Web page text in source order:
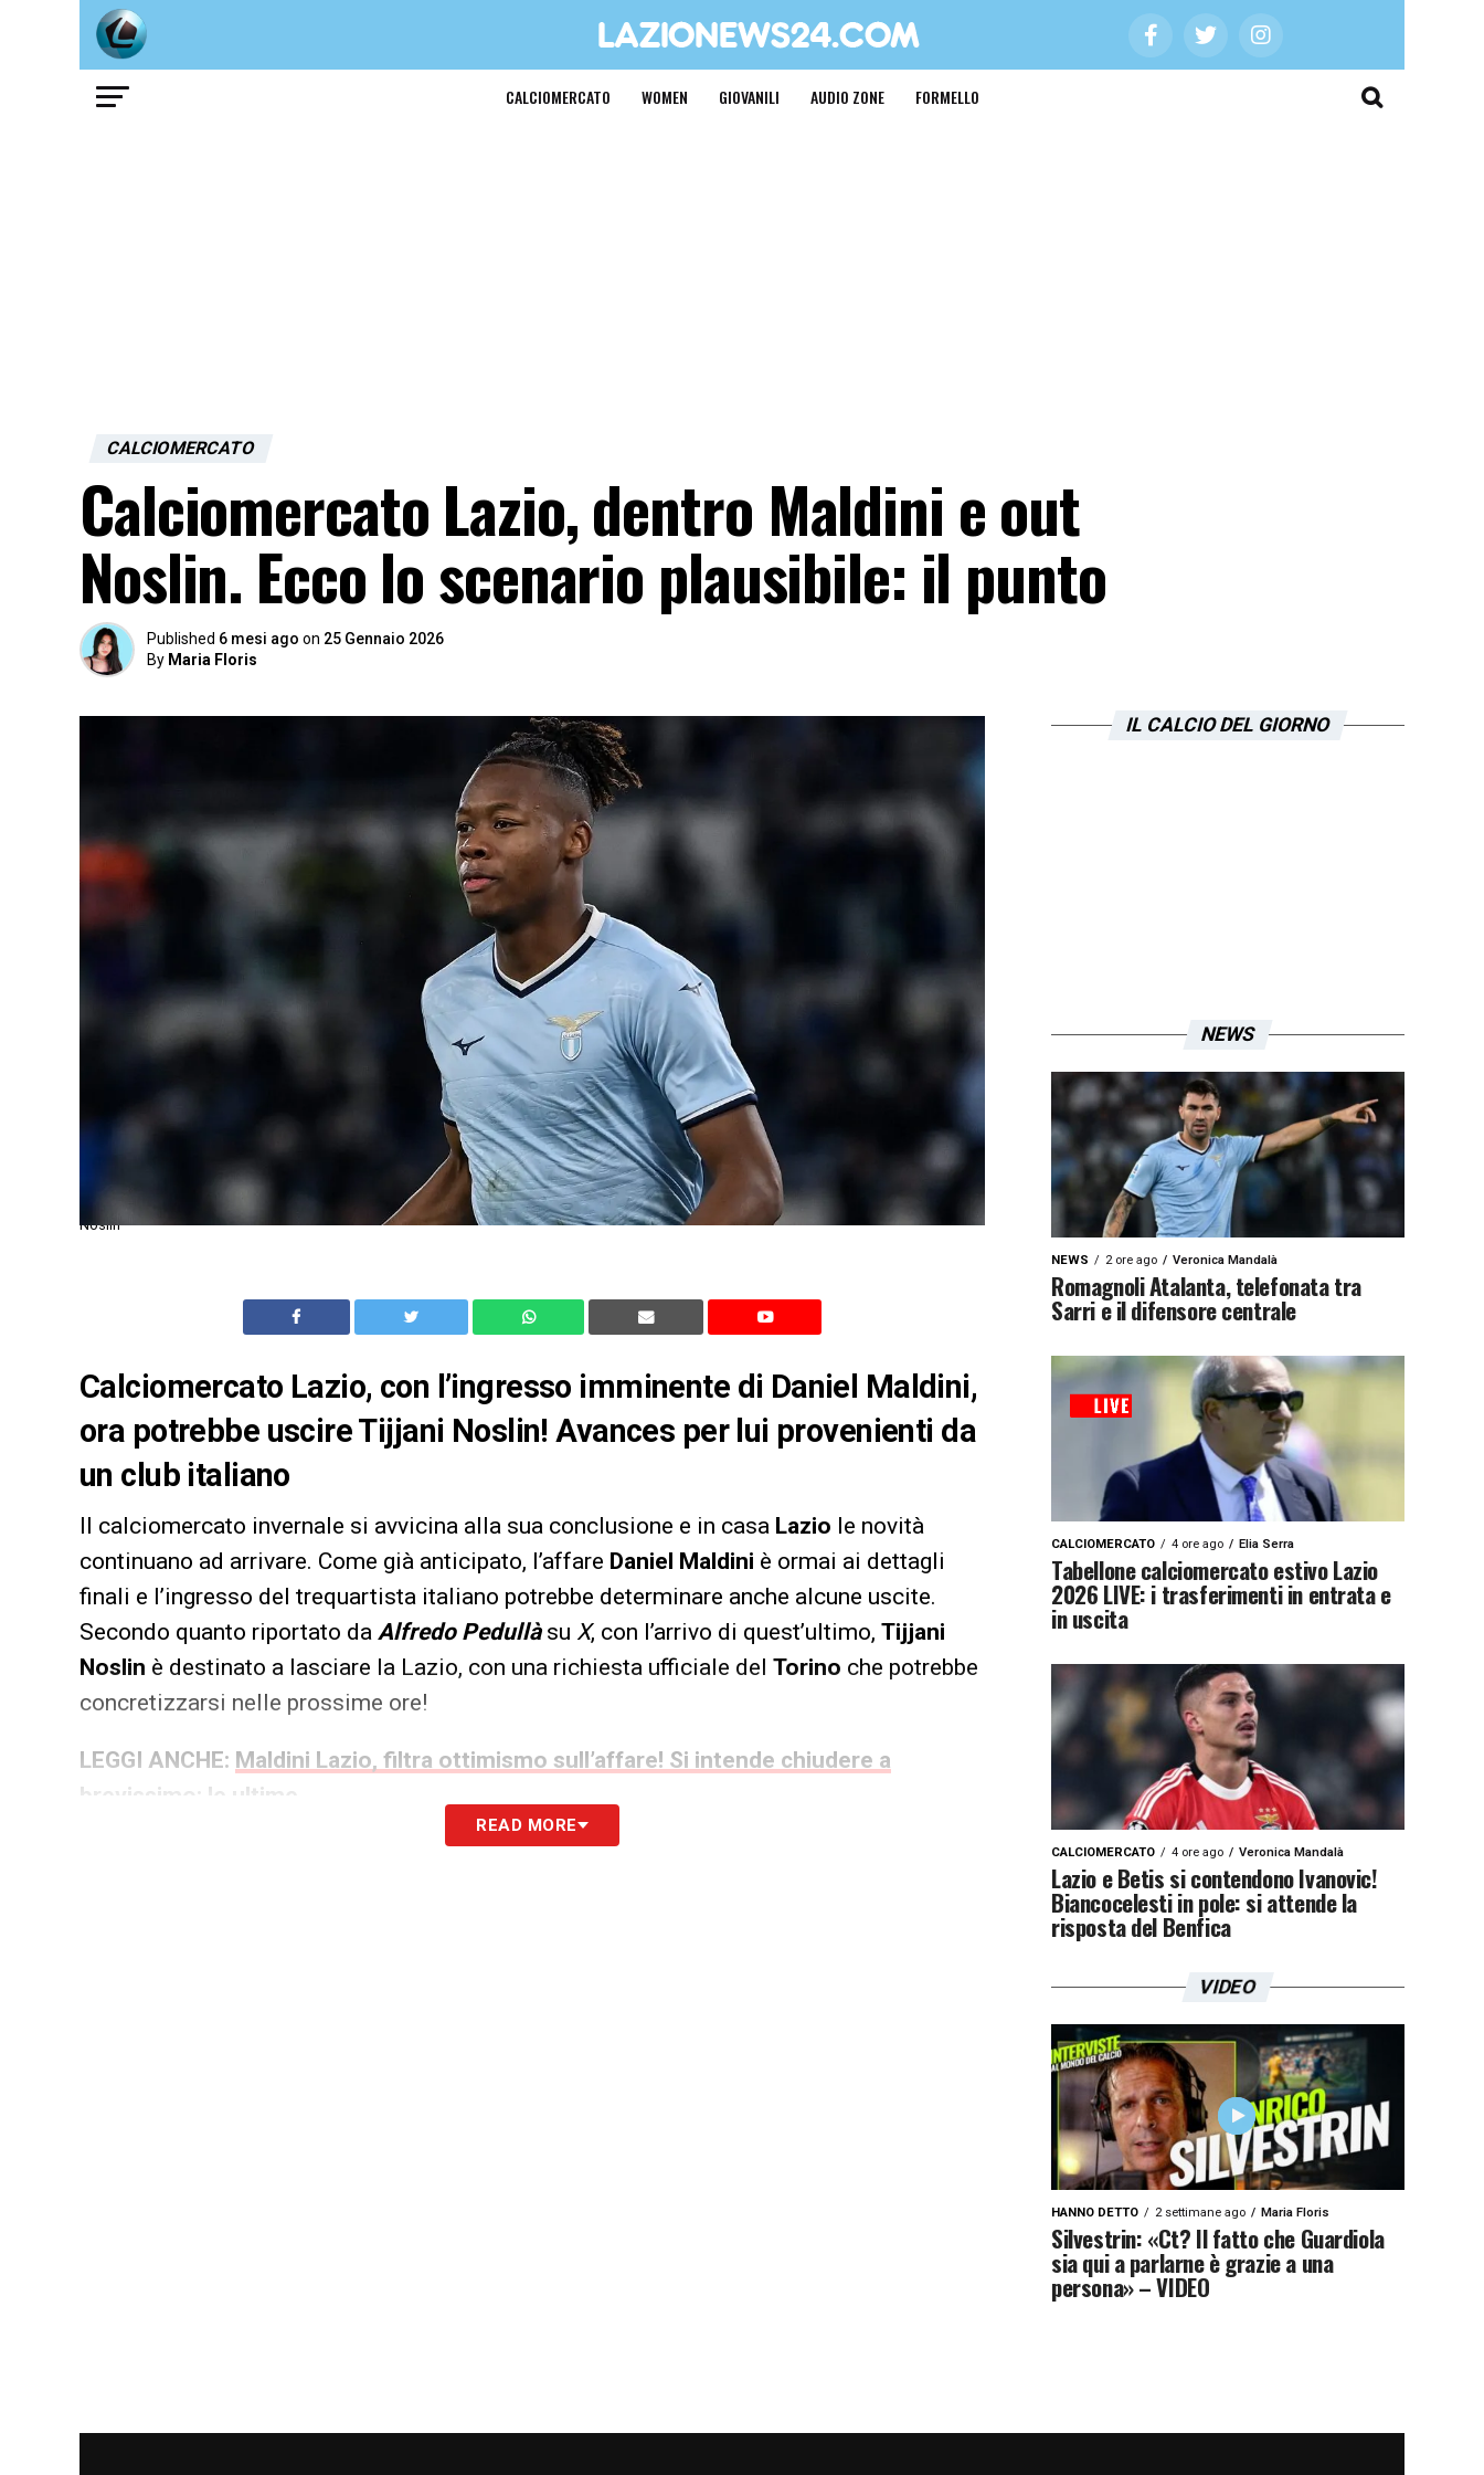
CALCIOMERCATO WOMEN GIOVANILI AUDIO ZONE FORMELLO
CALCIOMERCATO
Calciomercato Lazio, dentro Maldini e out
Noslin. Ecco lo scenario plausibile: il punto
Published 6 mesi ago on 25 Gennaio 2026
By Maria Floris
Noslin
Calciomercato Lazio, con l’ingresso imminente di Daniel Maldini,
ora potrebbe uscire Tijjani Noslin! Avances per lui provenienti da
un club italiano
Il calciomercato invernale si avvicina alla sua conclusione e in casa Lazio le novità
continuano ad arrivare. Come già anticipato, l’affare Daniel Maldini è ormai ai dettagli
finali e l’ingresso del trequartista italiano potrebbe determinare anche alcune uscite.
Secondo quanto riportato da Alfredo Pedullà su X, con l’arrivo di quest’ultimo, Tijjani
Noslin è destinato a lasciare la Lazio, con una richiesta ufficiale del Torino che potrebbe
concretizzarsi nelle prossime ore!
LEGGI ANCHE: Maldini Lazio, filtra ottimismo sull’affare! Si intende chiudere a
brevissimo: le ultime
READ MORE
IL CALCIO DEL GIORNO
NEWS
NEWS 2 ore ago Veronica Mandalà
Romagnoli Atalanta, telefonata tra
Sarri e il difensore centrale
CALCIOMERCATO 4 ore ago Elia Serra
Tabellone calciomercato estivo Lazio
2026 LIVE: i trasferimenti in entrata e
in uscita
CALCIOMERCATO 4 ore ago Veronica Mandalà
Lazio e Betis si contendono Ivanovic!
Biancocelesti in pole: si attende la
risposta del Benfica
VIDEO
HANNO DETTO 2 settimane ago Maria Floris
Silvestrin: «Ct? Il fatto che Guardiola
sia qui a parlarne è grazie a una
persona» – VIDEO